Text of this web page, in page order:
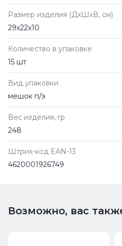
Размер изделия (ДxШxВ, см)
29х22х10
Количество в упаковке
15 шт
Вид упаковки
мешок п/э
Вес изделия, гр
248
Штрих-код EAN-13
4620001926749
Возможно, вас